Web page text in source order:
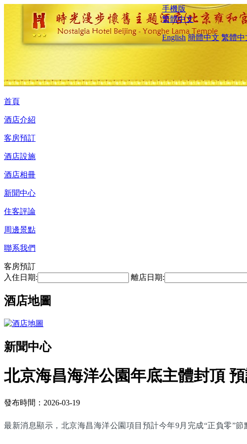
手機版
繁體中文
English 簡體中文 繁體中
首頁
酒店介紹
客房預訂
酒店設施
酒店相冊
新聞中心
住客評論
周邊景點
聯系我們
客房預訂
入住日期:
離店日期:
酒店地圖
新聞中心
北京海昌海洋公園年底主體封頂
發布時間：2026-03-19
最新消息顯示，北京海昌海洋公園項目預計今年9月完成“正負零”